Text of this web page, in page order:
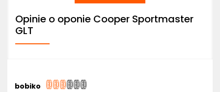
Opinie o oponie Cooper Sportmaster
GLT
bobiko